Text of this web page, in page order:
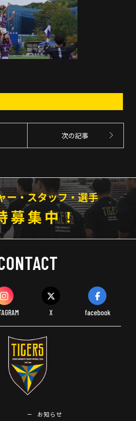
次の記事
ー・スタッフ・選手
募集中！
X facebook
お知らせ